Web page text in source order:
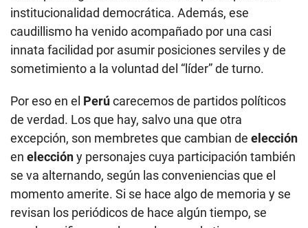
institucionalidad democrática. Además, ese
caudillismo ha venido acompañado por una casi
innata facilidad por asumir posiciones serviles y de
sometimiento a la voluntad del “líder” de turno.
Por eso en el Perúcarecemos de partidos políticos
de verdad. Los que hay, salvo una que otra
excepción, son membretes que cambian de elección
en eleccióny personajes cuya participación también
se va alternando, según las conveniencias que el
momento amerite. Si se hace algo de memoria y se
revisan los periódicos de hace algún tiempo, se